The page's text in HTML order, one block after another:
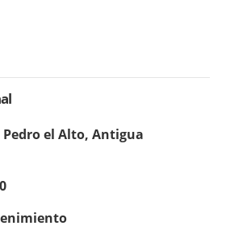
Pedro el Alto, Antigua